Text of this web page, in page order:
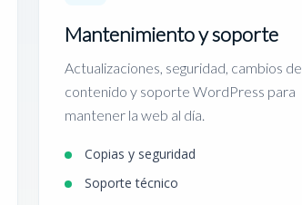
Mantenimiento y soporte
Actualizaciones, seguridad, cambios de
contenido y soporte WordPress para
mantener la web al día.
Copias y seguridad
Soporte técnico